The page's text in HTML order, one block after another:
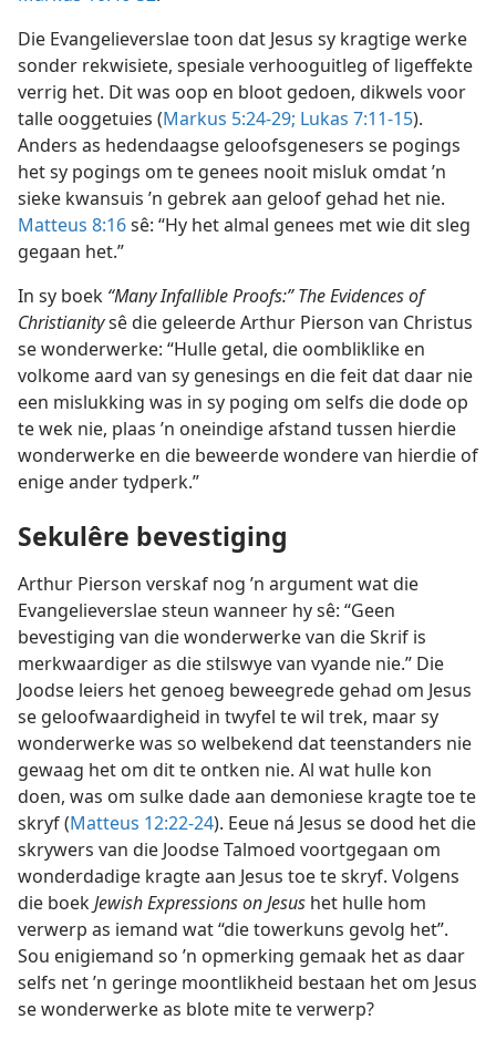
Die Evangelieverslae toon dat Jesus sy kragtige werke
sonder rekwisiete, spesiale verhooguitleg of ligeffekte
verrig het. Dit was oop en bloot gedoen, dikwels voor
talle ooggetuies (Markus 5:24-29; Lukas 7:11-15).
Anders as hedendaagse geloofsgenesers se pogings
het sy pogings om te genees nooit misluk omdat ’n
sieke kwansuis ’n gebrek aan geloof gehad het nie.
Matteus 8:16sê: “Hy het almal genees met wie dit sleg
gegaan het.”
In sy boek “Many Infallible Proofs:” The Evidences of
Christianitysê die geleerde Arthur Pierson van Christus
se wonderwerke: “Hulle getal, die oombliklike en
volkome aard van sy genesings en die feit dat daar nie
een mislukking was in sy poging om selfs die dode op
te wek nie, plaas ’n oneindige afstand tussen hierdie
wonderwerke en die beweerde wondere van hierdie of
enige ander tydperk.”
Sekulêre bevestiging
Arthur Pierson verskaf nog ’n argument wat die
Evangelieverslae steun wanneer hy sê: “Geen
bevestiging van die wonderwerke van die Skrif is
merkwaardiger as die stilswye van vyande nie.” Die
Joodse leiers het genoeg beweegrede gehad om Jesus
se geloofwaardigheid in twyfel te wil trek, maar sy
wonderwerke was so welbekend dat teenstanders nie
gewaag het om dit te ontken nie. Al wat hulle kon
doen, was om sulke dade aan demoniese kragte toe te
skryf (Matteus 12:22-24). Eeue ná Jesus se dood het die
skrywers van die Joodse Talmoed voortgegaan om
wonderdadige kragte aan Jesus toe te skryf. Volgens
die boekJewish Expressions on Jesus het hulle hom
verwerp as iemand wat “die towerkuns gevolg het”.
Sou enigiemand so ’n opmerking gemaak het as daar
selfs net ’n geringe moontlikheid bestaan het om Jesus
se wonderwerke as blote mite te verwerp?